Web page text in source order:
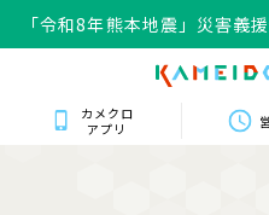
「令和8年熊本地震」災害義
カメクロ
アプリ